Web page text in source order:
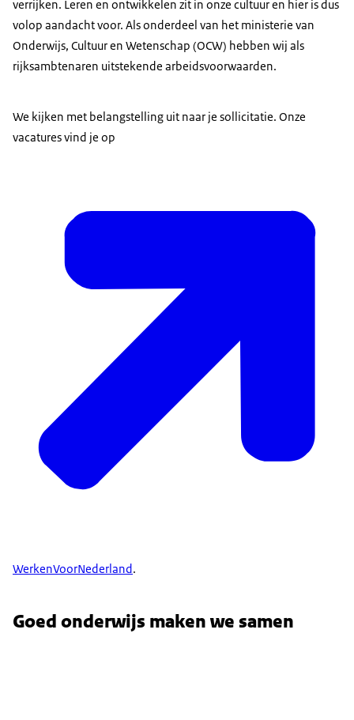
verrijken. Leren en ontwikkelen zit in onze cultuur en hier is dus
volop aandacht voor. Als onderdeel van het ministerie van
Onderwijs, Cultuur en Wetenschap (OCW) hebben wij als
rijksambtenaren uitstekende arbeidsvoorwaarden.
We kijken met belangstelling uit naar je sollicitatie. Onze
vacatures vind je op
WerkenVoorNederland.
Goed onderwijs maken we samen